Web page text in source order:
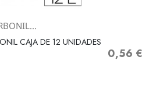
CAJA DE 12 UNIDADES
Precio
0,56 €